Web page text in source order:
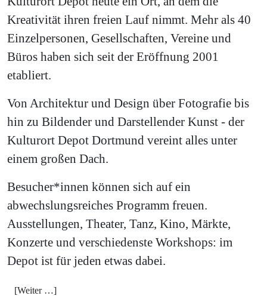
Kreativität ihren freien Lauf nimmt. Mehr als 40
Einzelpersonen, Gesellschaften, Vereine und
Büros haben sich seit der Eröffnung 2001
etabliert.
Von Architektur und Design über Fotografie bis
hin zu Bildender und Darstellender Kunst - der
Kulturort Depot Dortmund vereint alles unter
einem großen Dach.
Besucher*innen können sich auf ein
abwechslungsreiches Programm freuen.
Ausstellungen, Theater, Tanz, Kino, Märkte,
Konzerte und verschiedenste Workshops: im
Depot ist für jeden etwas dabei.
[Weiter …]